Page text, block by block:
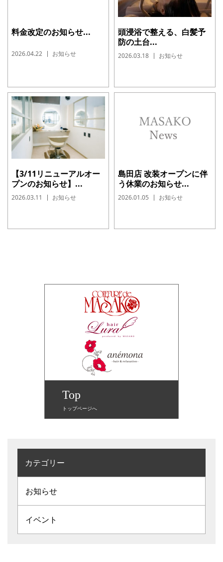
料金改定のお知らせ...
2026.04.22 お知らせ
頭浸浴で整える、白髪予
防の土台...
2026.03.18 お知らせ
【3/11リニューアルオー
プンのお知らせ】...
2026.03.11 お知らせ
島田店 改装オープンに伴
う休業のお知らせ...
2026.01.05 お知らせ
Top
トップページへ
カテゴリー
お知らせ
イベント